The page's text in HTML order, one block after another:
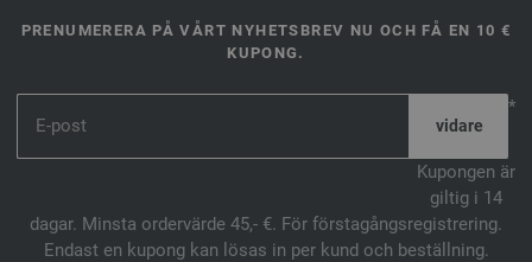
PRENUMERERA PÅ VÅRT NYHETSBREV NU OCH FÅ EN 10 €
KUPONG.
*
Kupongen är
giltig i 14
dagar. Minsta ordervärde 45,- €. För förstagångsregistrering.
Endast en kupong kan lösas in per kund och beställning.